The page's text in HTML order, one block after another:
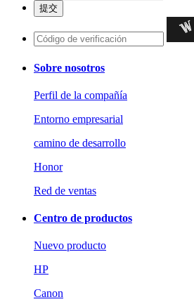
Sobre nosotros
Perfil de la compañía
Entorno empresarial
camino de desarrollo
Honor
Red de ventas
Centro de productos
Nuevo producto
HP
Canon